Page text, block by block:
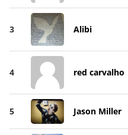
3 Alibi
4 red carvalho
5 Jason Miller